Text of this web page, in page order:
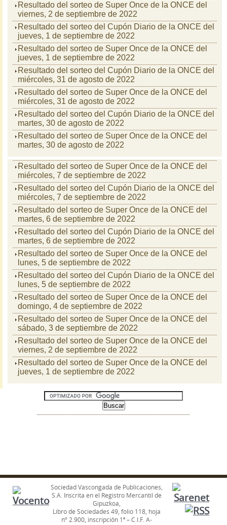
Resultado del sorteo de Super Once de la ONCE del
viernes, 2 de septiembre de 2022
Resultado del sorteo del Cupón Diario de la ONCE del
jueves, 1 de septiembre de 2022
Resultado del sorteo de Super Once de la ONCE del
jueves, 1 de septiembre de 2022
Resultado del sorteo del Cupón Diario de la ONCE del
miércoles, 31 de agosto de 2022
Resultado del sorteo de Super Once de la ONCE del
miércoles, 31 de agosto de 2022
Resultado del sorteo del Cupón Diario de la ONCE del
martes, 30 de agosto de 2022
Resultado del sorteo de Super Once de la ONCE del
martes, 30 de agosto de 2022
Resultado del sorteo de Super Once de la ONCE del
miércoles, 7 de septiembre de 2022
Resultado del sorteo del Cupón Diario de la ONCE del
miércoles, 7 de septiembre de 2022
Resultado del sorteo de Super Once de la ONCE del
martes, 6 de septiembre de 2022
Resultado del sorteo del Cupón Diario de la ONCE del
martes, 6 de septiembre de 2022
Resultado del sorteo de Super Once de la ONCE del
lunes, 5 de septiembre de 2022
Resultado del sorteo del Cupón Diario de la ONCE del
lunes, 5 de septiembre de 2022
Resultado del sorteo de Super Once de la ONCE del
domingo, 4 de septiembre de 2022
Resultado del sorteo de Super Once de la ONCE del
sábado, 3 de septiembre de 2022
Resultado del sorteo de Super Once de la ONCE del
viernes, 2 de septiembre de 2022
Resultado del sorteo de Super Once de la ONCE del
jueves, 1 de septiembre de 2022
Sociedad Vascongada de Publicaciones,
S.A. Inscrita en el Registro Mercantil de
Gipuzkoa,
Libro de Sociedades 49, folio 118, hoja
nº 2.900, inscripción 1ª – C.I.F. A-